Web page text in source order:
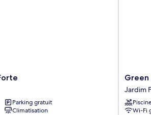
Parking gratuit
Climatisation
Green
Hoteis
Jardim
Jardim
Wi-Fi